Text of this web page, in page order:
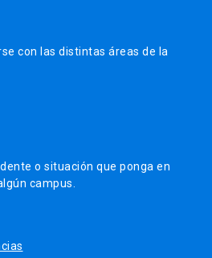
con las distintas áreas de la
o situación que ponga en
campus.